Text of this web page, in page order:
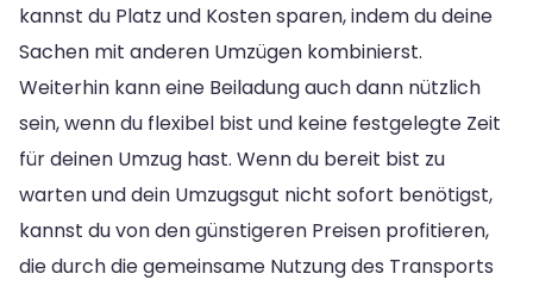
kannst du Platz und Kosten sparen, indem du deine
Sachen mit anderen Umzügen kombinierst.
Weiterhin kann eine Beiladung auch dann nützlich
sein, wenn du flexibel bist und keine festgelegte Zeit
für deinen Umzug hast. Wenn du bereit bist zu
warten und dein Umzugsgut nicht sofort benötigst,
kannst du von den günstigeren Preisen profitieren,
die durch die gemeinsame Nutzung des Transports